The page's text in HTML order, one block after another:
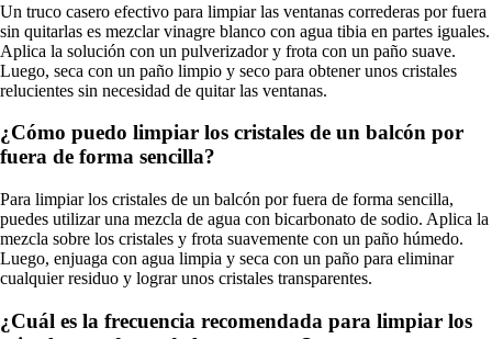
Un truco casero efectivo para limpiar las ventanas correderas por fuera
sin quitarlas es mezclar vinagre blanco con agua tibia en partes iguales.
Aplica la solución con un pulverizador y frota con un paño suave.
Luego, seca con un paño limpio y seco para obtener unos cristales
relucientes sin necesidad de quitar las ventanas.
¿Cómo puedo limpiar los cristales de un balcón por
fuera de forma sencilla?
Para limpiar los cristales de un balcón por fuera de forma sencilla,
puedes utilizar una mezcla de agua con bicarbonato de sodio. Aplica la
mezcla sobre los cristales y frota suavemente con un paño húmedo.
Luego, enjuaga con agua limpia y seca con un paño para eliminar
cualquier residuo y lograr unos cristales transparentes.
¿Cuál es la frecuencia recomendada para limpiar los